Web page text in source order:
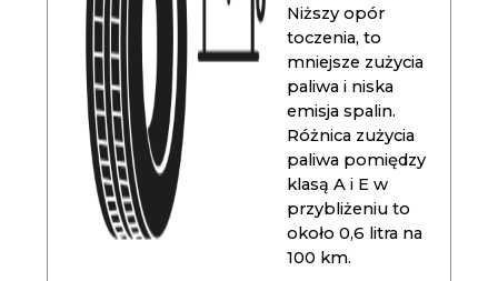
Niższy opór
toczenia, to
mniejsze zużycia
paliwa i niska
emisja spalin.
Różnica zużycia
paliwa pomiędzy
klasą A i E w
przybliżeniu to
około 0,6 litra na
100 km.